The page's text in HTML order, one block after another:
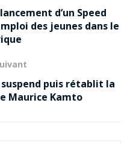
d’un Speed
des jeunes dans le
puis rétablit la
Maurice Kamto